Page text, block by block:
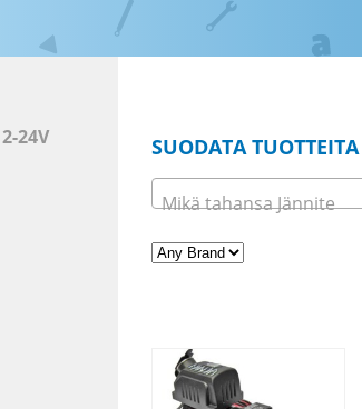
SUODATA TUOTTEITA
Mikä tahansa Jännite
24V